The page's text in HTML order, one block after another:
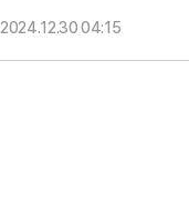
2024.12.3004:15